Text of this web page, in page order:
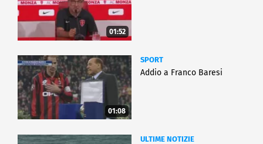
01:52
01:08
SPORT
Addio a Franco Baresi
ULTIME NOTIZIE